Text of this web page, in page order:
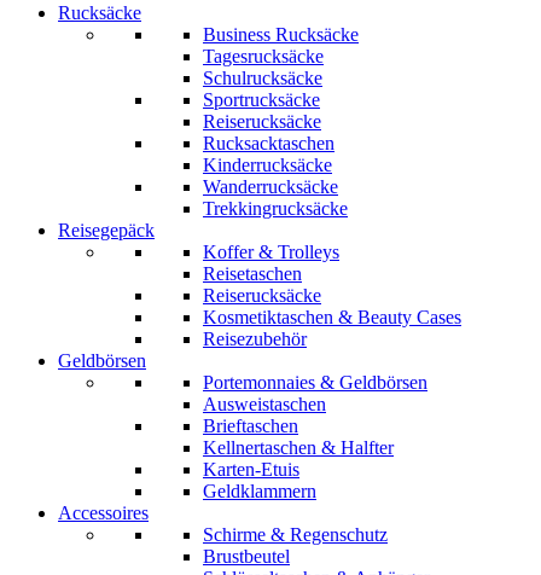
Rucksäcke
Business Rucksäcke
Tagesrucksäcke
Schulrucksäcke
Sportrucksäcke
Reiserucksäcke
Rucksacktaschen
Kinderrucksäcke
Wanderrucksäcke
Trekkingrucksäcke
Reisegepäck
Koffer & Trolleys
Reisetaschen
Reiserucksäcke
Kosmetiktaschen & Beauty Cases
Reisezubehör
Geldbörsen
Portemonnaies & Geldbörsen
Ausweistaschen
Brieftaschen
Kellnertaschen & Halfter
Karten-Etuis
Geldklammern
Accessoires
Schirme & Regenschutz
Brustbeutel